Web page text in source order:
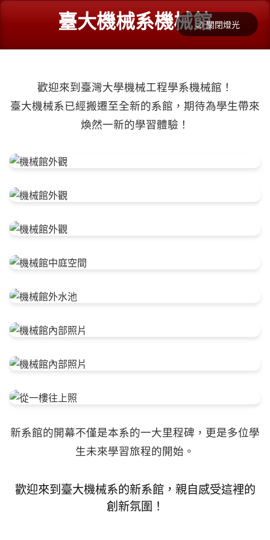
臺大機械系機械館🌙 關閉燈光
歡迎來到臺灣大學機械工程學系機械館！
臺大機械系已經搬遷至全新的系館，期待為學生帶來
煥然一新的學習體驗！
新系館的開幕不僅是本系的一大里程碑，更是多位學
生未來學習旅程的開始。
歡迎來到臺大機械系的新系館，親自感受這裡的
創新氛圍！